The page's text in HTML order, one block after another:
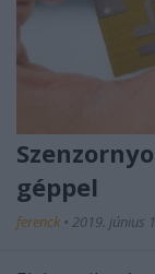
géppel
ferenck • 2019. június